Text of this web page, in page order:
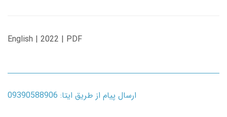
English | 2022 | PDF
ارسال پیام از طریق ایتا: 09390588906